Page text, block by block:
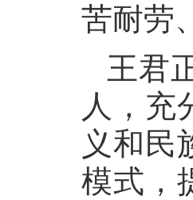
苦耐劳
王君
人，充
义和民
模式，